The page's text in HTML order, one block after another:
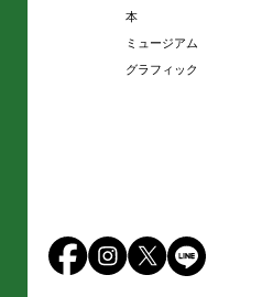
本
ミュージアム
グラフィック